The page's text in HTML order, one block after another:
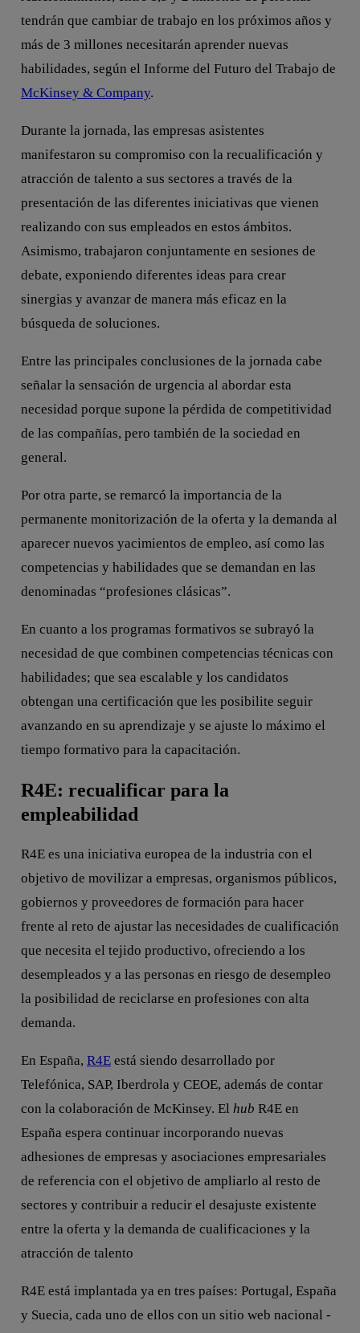
tendrán que cambiar de trabajo en los próximos años y
más de 3 millones necesitarán aprender nuevas
habilidades, según el Informe del Futuro del Trabajo de
McKinsey & Company.
Durante la jornada, las empresas asistentes
manifestaron su compromiso con la recualificación y
atracción de talento a sus sectores a través de la
presentación de las diferentes iniciativas que vienen
realizando con sus empleados en estos ámbitos.
Asimismo, trabajaron conjuntamente en sesiones de
debate, exponiendo diferentes ideas para crear
sinergias y avanzar de manera más eficaz en la
búsqueda de soluciones.
Entre las principales conclusiones de la jornada cabe
señalar la sensación de urgencia al abordar esta
necesidad porque supone la pérdida de competitividad
de las compañías, pero también de la sociedad en
general.
Por otra parte, se remarcó la importancia de la
permanente monitorización de la oferta y la demanda al
aparecer nuevos yacimientos de empleo, así como las
competencias y habilidades que se demandan en las
denominadas “profesiones clásicas”.
En cuanto a los programas formativos se subrayó la
necesidad de que combinen competencias técnicas con
habilidades; que sea escalable y los candidatos
obtengan una certificación que les posibilite seguir
avanzando en su aprendizaje y se ajuste lo máximo el
tiempo formativo para la capacitación.
R4E: recualificar para la
empleabilidad
R4E es una iniciativa europea de la industria con el
objetivo de movilizar a empresas, organismos públicos,
gobiernos y proveedores de formación para hacer
frente al reto de ajustar las necesidades de cualificación
que necesita el tejido productivo, ofreciendo a los
desempleados y a las personas en riesgo de desempleo
la posibilidad de reciclarse en profesiones con alta
demanda.
En España, R4E está siendo desarrollado por
Telefónica, SAP, Iberdrola y CEOE, además de contar
con la colaboración de McKinsey. El hub R4E en
España espera continuar incorporando nuevas
adhesiones de empresas y asociaciones empresariales
de referencia con el objetivo de ampliarlo al resto de
sectores y contribuir a reducir el desajuste existente
entre la oferta y la demanda de cualificaciones y la
atracción de talento
R4E está implantada ya en tres países: Portugal, España
y Suecia, cada uno de ellos con un sitio web nacional -